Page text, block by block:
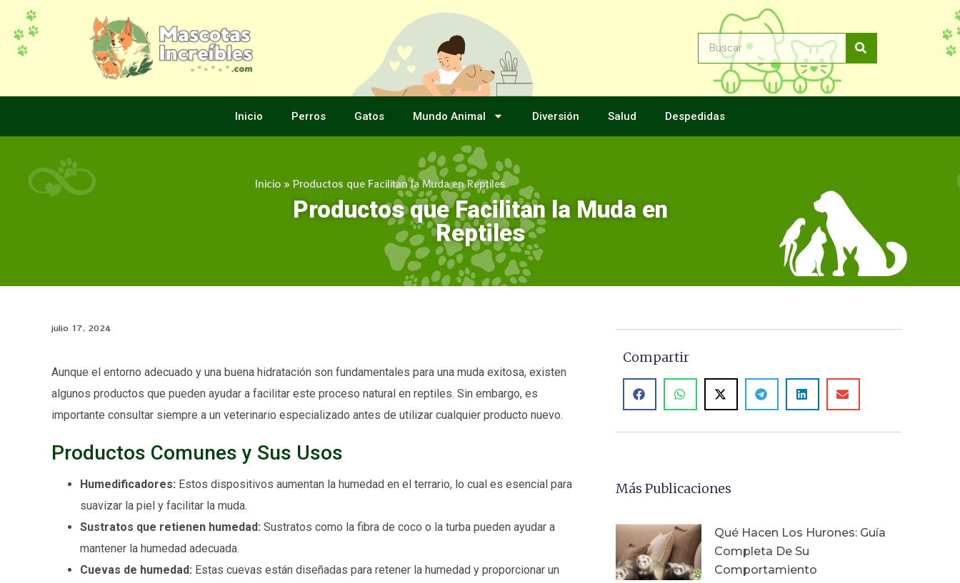
Inicio Perros Gatos Mundo Animal Diversión Salud Despedidas
Inicio » Productos que Facilitan la Muda en Reptiles
Productos que Facilitan la Muda en
Reptiles
julio 17, 2024
Aunque el entorno adecuado y una buena hidratación son fundamentales para una muda exitosa, existen
algunos productos que pueden ayudar a facilitar este proceso natural en reptiles. Sin embargo, es
importante consultar siempre a un veterinario especializado antes de utilizar cualquier producto nuevo.
Productos Comunes y Sus Usos
Humedificadores: Estos dispositivos aumentan la humedad en el terrario, lo cual es esencial para
suavizar la piel y facilitar la muda.
Sustratos que retienen humedad: Sustratos como la fibra de coco o la turba pueden ayudar a
mantener la humedad adecuada.
Cuevas de humedad: Estas cuevas están diseñadas para retener la humedad y proporcionar un
Compartir
Más Publicaciones
Qué Hacen Los Hurones: Guía
Completa De Su
Comportamiento